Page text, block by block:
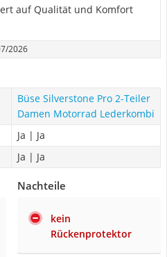
auf Qualität und Komfort
2026
Büse Silverstone Pro 2-Teiler
Damen Motorrad Lederkombi
Ja | Ja
Ja | Ja
Nachteile
kein
Rückenprotektor